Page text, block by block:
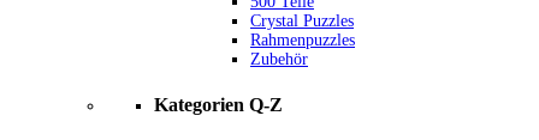
Crystal Puzzles
Rahmenpuzzles
Zubehör
Kategorien Q-Z